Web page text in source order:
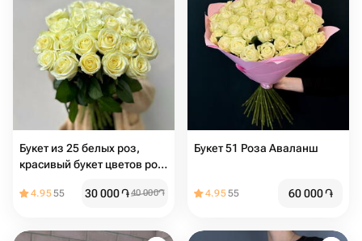
Букет из 25 белых роз,
красивый букет цветов роз
4.9555 30 000֏40 000֏
Букет 51 Роза Аваланш
4.9555 60 000֏